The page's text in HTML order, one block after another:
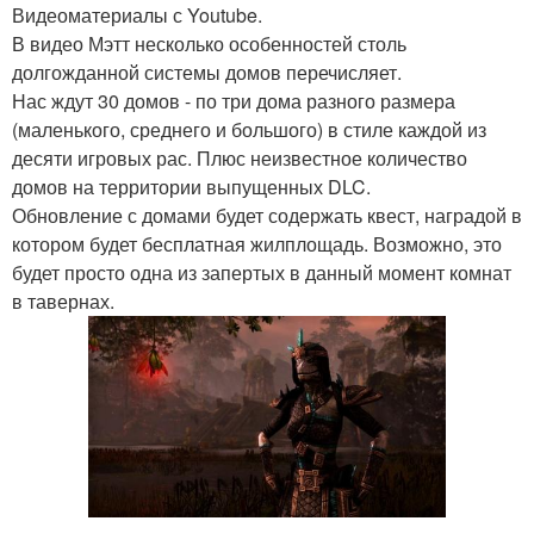
Видеоматериалы с Youtube.
В видео Мэтт несколько особенностей столь
долгожданной системы домов перечисляет.
Нас ждут 30 домов - по три дома разного размера
(маленького, среднего и большого) в стиле каждой из
десяти игровых рас. Плюс неизвестное количество
домов на территории выпущенных DLC.
Обновление с домами будет содержать квест, наградой в
котором будет бесплатная жилплощадь. Возможно, это
будет просто одна из запертых в данный момент комнат
в тавернах.